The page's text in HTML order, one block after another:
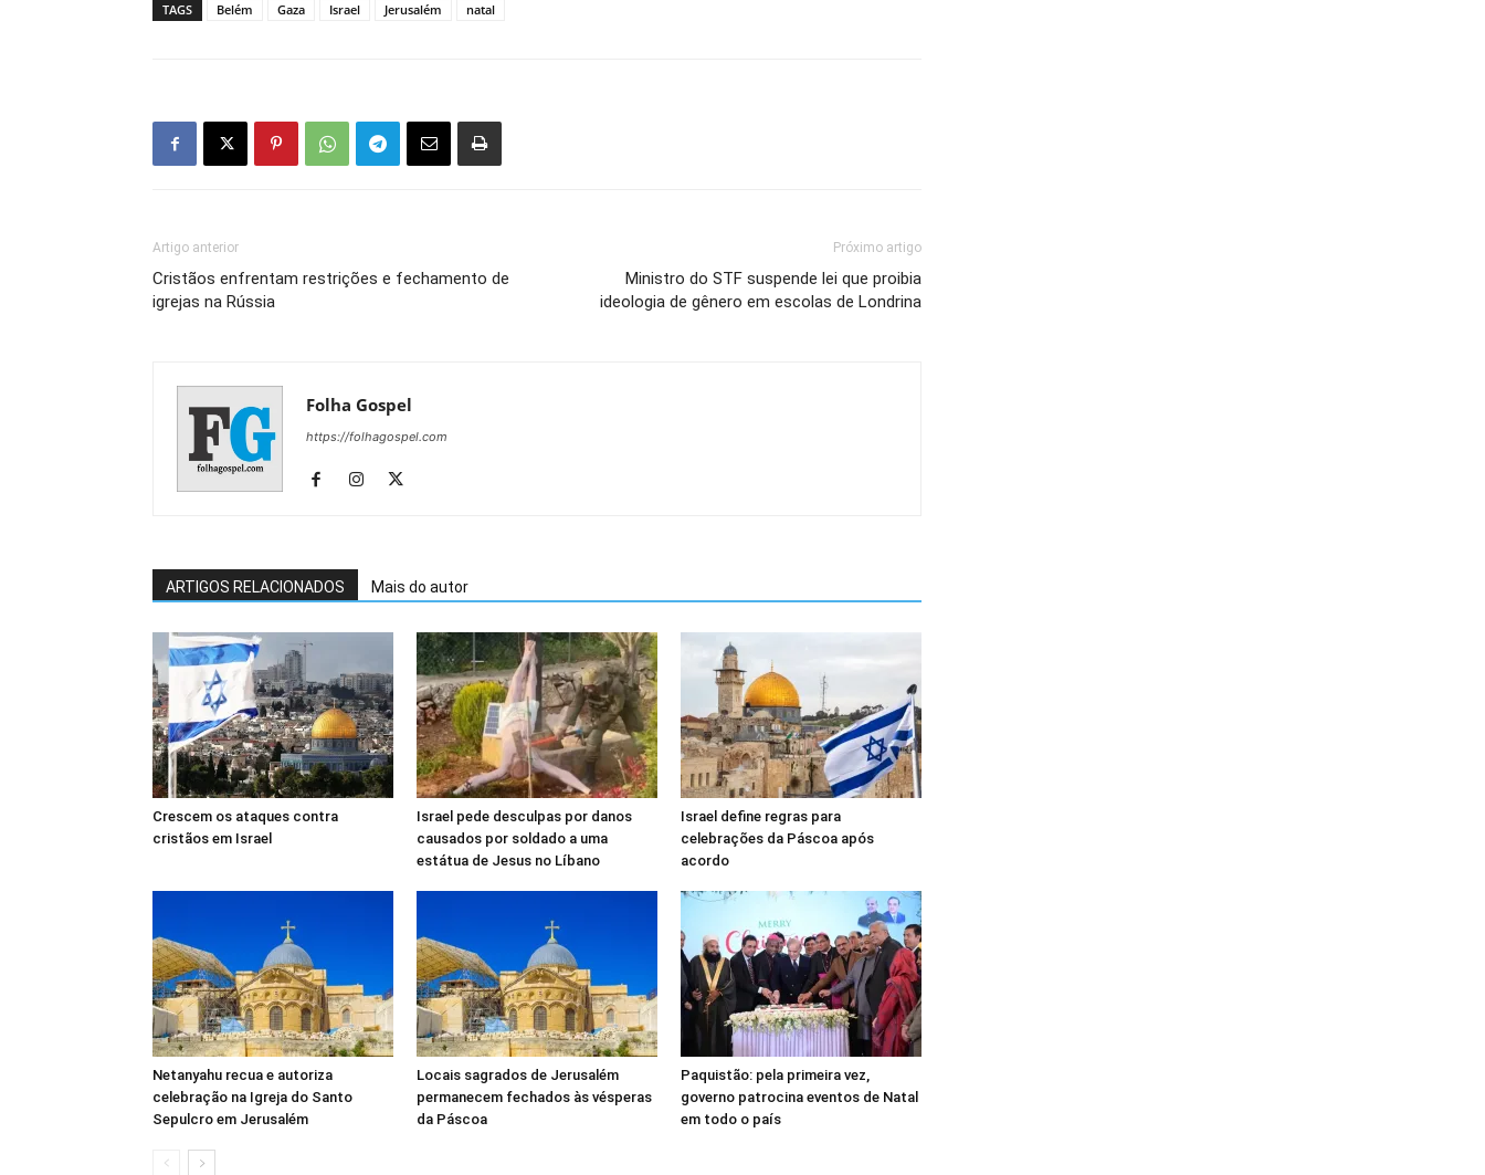
TAGS Belém Gaza Israel Jerusalém natal
Artigo anterior
Cristãos enfrentam restrições e fechamento de
igrejas na Rússia
Próximo artigo
Ministro do STF suspende lei que proibia
ideologia de gênero em escolas de Londrina
Folha Gospel
https://folhagospel.com
ARTIGOS RELACIONADOS Mais do autor
Crescem os ataques contra
cristãos em Israel
Israel pede desculpas por danos
causados ​​por soldado a uma
estátua de Jesus no Líbano
Israel define regras para
celebrações da Páscoa após
acordo
Netanyahu recua e autoriza
celebração na Igreja do Santo
Sepulcro em Jerusalém
Locais sagrados de Jerusalém
permanecem fechados às vésperas
da Páscoa
Paquistão: pela primeira vez,
governo patrocina eventos de Natal
em todo o país